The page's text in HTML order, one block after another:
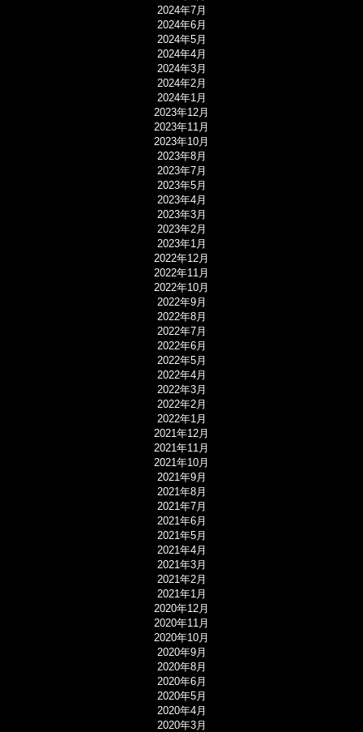
2024年7月
2024年6月
2024年5月
2024年4月
2024年3月
2024年2月
2024年1月
2023年12月
2023年11月
2023年10月
2023年8月
2023年7月
2023年5月
2023年4月
2023年3月
2023年2月
2023年1月
2022年12月
2022年11月
2022年10月
2022年9月
2022年8月
2022年7月
2022年6月
2022年5月
2022年4月
2022年3月
2022年2月
2022年1月
2021年12月
2021年11月
2021年10月
2021年9月
2021年8月
2021年7月
2021年6月
2021年5月
2021年4月
2021年3月
2021年2月
2021年1月
2020年12月
2020年11月
2020年10月
2020年9月
2020年8月
2020年6月
2020年5月
2020年4月
2020年3月